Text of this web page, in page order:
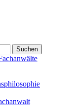
Suchen